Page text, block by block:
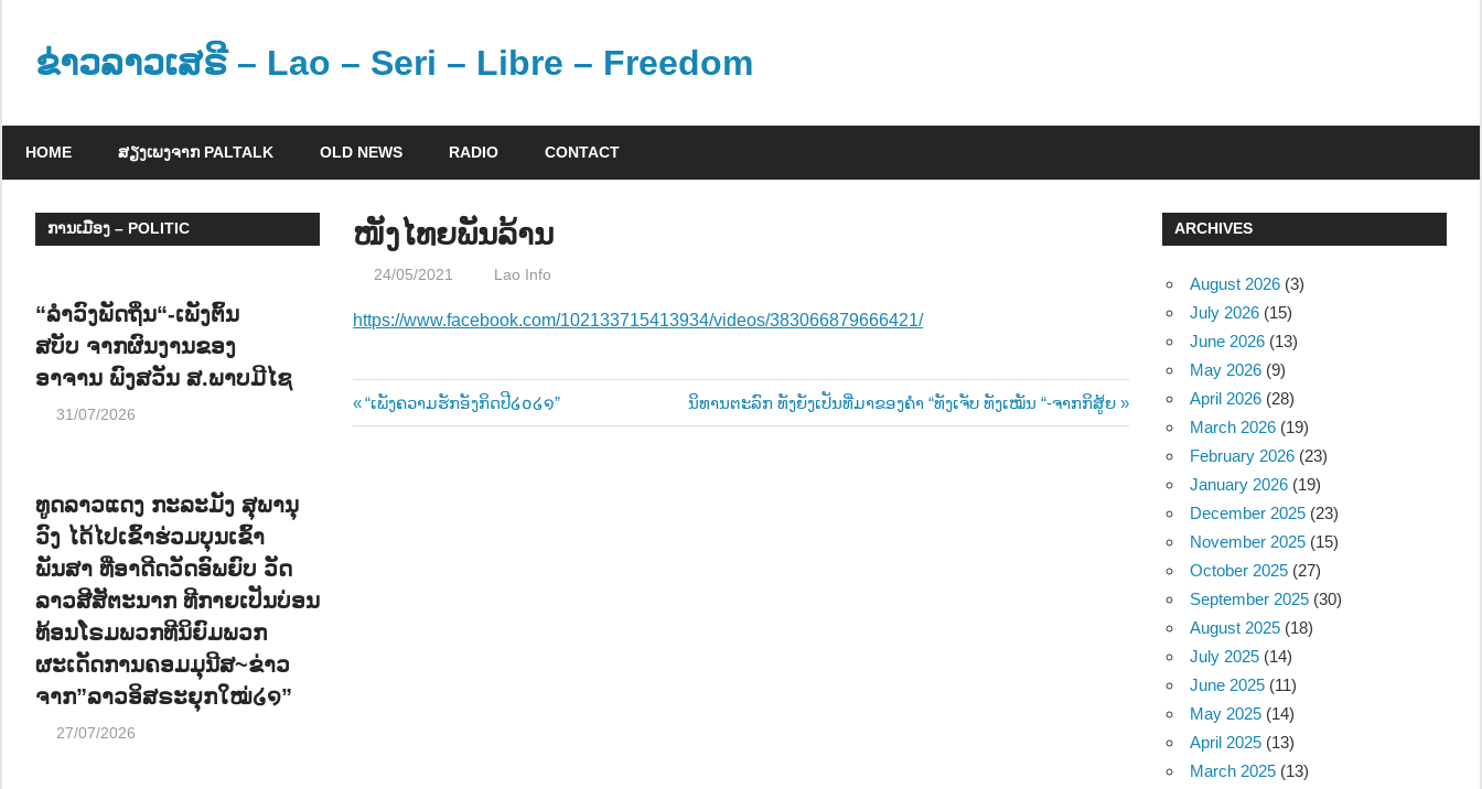
contentຂ່າວລາວເສຣີ – Lao – Seri – Libre – Freedom
ວ
ະ
ມູ
ນ
ນ
HOME ສຽງເພງຈາກ PALTALK OLD NEWS RADIO CONTACT
ໜັງໄທຍພັນລ້ານ
24/05/2021 Lao Info
https://www.facebook.com/102133715413934/videos/383066879666421/
Post
Previous
Post:
“ເພັງຄວາມຮັກອັງກິດປີ໒໐໒໑”
Next
Post:
ນິທານຕະລົກ ທັງຍັງເປັນທີ່ມາຂອງຄຳ “ທັງເຈັບ ທັງເໝັນ “-ຈາກກິສູ້ຍ
ການເມືອງ – POLITIC
“ລຳວົງພັດຖິ່ນ“-ເພັງຕົ້ນ
ສບັບ ຈາກຜົນງານຂອງ
ອາຈານ ພົງສວັນ ສ.ພາບມີໄຊ
31/07/2026
ທູດລາວແດງ ກະລະມັງ ສຸພານຸ
ວົງ ໄດ້ໄປເຂົ້າຮ່ວມບຸນເຂົ້າ
ພັນສາ ທີ່ອາດີດວັດອົພຍົບ ວັດ
ລາວສີສັຕະນາກ ທີກາຍເປັນບ່ອນ
ທ້ອນໂຣມພວກທີນິຍົມພວກ
ຜະເດັດການຄອມມຸນີສ~ຂ່າວ
ຈາກ”ລາວອິສຣະຍຸກໃໝ່໒໑”
27/07/2026
ARCHIVES
August 2026 (3)
July 2026 (15)
June 2026 (13)
May 2026 (9)
April 2026 (28)
March 2026 (19)
February 2026 (23)
January 2026 (19)
December 2025 (23)
November 2025 (15)
October 2025 (27)
September 2025 (30)
August 2025 (18)
July 2025 (14)
June 2025 (11)
May 2025 (14)
April 2025 (13)
March 2025 (13)